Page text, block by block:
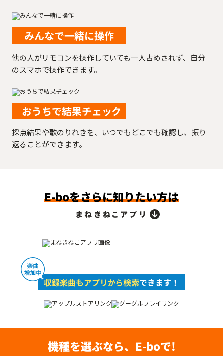
みんなで一緒に操作
他の人がリモコンを操作していても一人占めされず、自分
のスマホで操作できます。
おうちで結果チェック
採点結果や歌のりれきを、いつでもどこでも確認し、振り
返ることができます。
E-boをさらに知りたい方は
まねきねこアプリ
収録楽曲もアプリから検索できます！
機種を選ぶなら、E-boで!